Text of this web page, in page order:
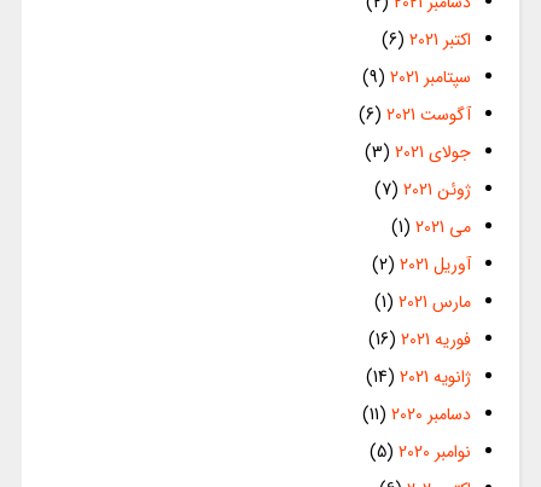
اکتبر 2021
(6)
سپتامبر 2021
(9)
آگوست 2021
(6)
جولای 2021
(3)
ژوئن 2021
(7)
می 2021
(1)
آوریل 2021
(2)
مارس 2021
(1)
فوریه 2021
(16)
ژانویه 2021
(14)
دسامبر 2020
(11)
نوامبر 2020
(5)